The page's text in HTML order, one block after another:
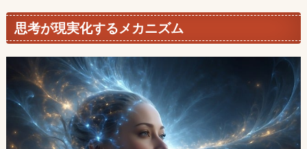
思考が現実化するメカニズム